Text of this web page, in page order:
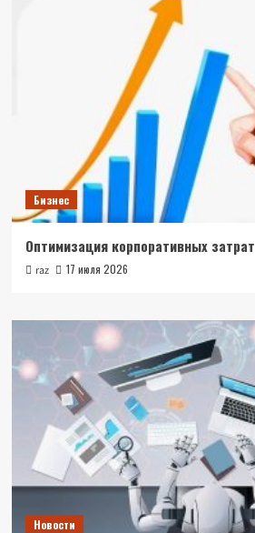
Бизнес
Оптимизация корпоративных затрат
raz 17 июля 2026
Новости